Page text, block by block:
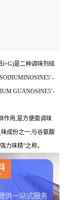
l+G)是二种调味剂结
GUANOSINE5’-
作用,是方便面调味
成份之一;与谷氨酸
力味精”之称。